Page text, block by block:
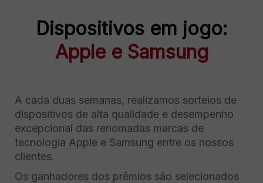
Dispositivos em jogo:
Apple e Samsung
A cada duas semanas, realizamos sorteios de
dispositivos de alta qualidade e desempenho
excepcional das renomadas marcas de
tecnologia Apple e Samsung entre os nossos
clientes.
Os ganhadores dos prêmios são selecionados